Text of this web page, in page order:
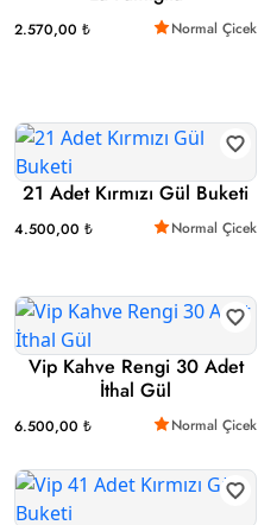
2.570,00 ₺ Normal Çicek
21 Adet Kırmızı Gül Buketi
4.500,00 ₺ Normal Çicek
Vip Kahve Rengi 30 Adet
İthal Gül
6.500,00 ₺ Normal Çicek